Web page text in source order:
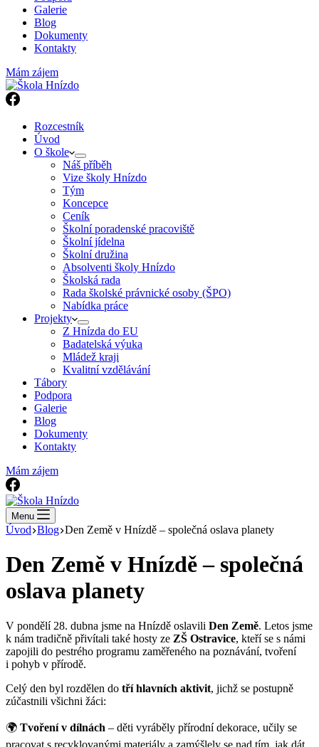
Galerie
Blog
Dokumenty
Kontakty
Mám zájem
Rozcestník
Úvod
O škole
Náš příběh
Vize školy Hnízdo
Tým
Koncepce
Ceník
Školní poradenské pracoviště
Školní jídelna
Školní družina
Absolventi školy Hnízdo
Školská rada
Rada školské právnické osoby (ŠPO)
Nabídka práce
Projekty
Z Hnízda do EU
Badatelská výuka
Mládež kraji
Kvalitní vzdělávání
Tábory
Podpora
Galerie
Blog
Dokumenty
Kontakty
Mám zájem
Menu
Úvod Blog Den Země v Hnízdě – společná oslava planety
Den Země v Hnízdě – společná
oslava planety
V pondělí 28. dubna jsme na Hnízdě oslavili Den Země. Letos jsme
k nám tradičně přivítali také hosty ze ZŠ Ostravice, kteří se s námi
zapojili do pestrého programu zaměřeného na poznávání, tvoření
i pohyb v přírodě.
Celý den byl rozdělen do tří hlavních aktivit, jichž se postupně
zúčastnili všichni žáci:
🌍 Tvoření v dílnách – děti vyráběly přírodní dekorace, učily se
pracovat s recyklovanými materiály a zamýšlely se nad tím, jak dát